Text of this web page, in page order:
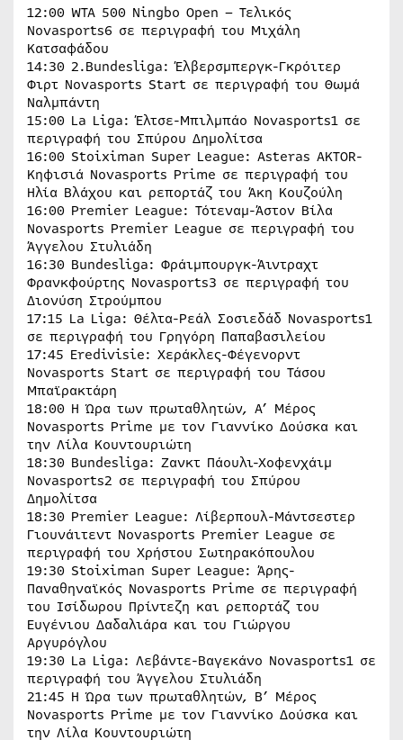
12:00 WTA 500 Ningbo Open – Τελικός
Novasports6 σε περιγραφή του Μιχάλη
Κατσαφάδου
14:30 2.Bundesliga: Έλβερσμπεργκ-Γκρόιτερ
Φιρτ Novasports Start σε περιγραφή του Θωμά
Ναλμπάντη
15:00 La Liga: Έλτσε-Μπιλμπάο Novasports1 σε
περιγραφή του Σπύρου Δημολίτσα
16:00 Stoiximan Super League: Asteras AKTOR-
Κηφισιά Novasports Prime σε περιγραφή του
Ηλία Βλάχου και ρεπορτάζ του Άκη Κουζούλη
16:00 Premier League: Τότεναμ-Άστον Βίλα
Novasports Premier League σε περιγραφή του
Άγγελου Στυλιάδη
16:30 Bundesliga: Φράιμπουργκ-Άιντραχτ
Φρανκφούρτης Novasports3 σε περιγραφή του
Διονύση Στρούμπου
17:15 La Liga: Θέλτα-Ρεάλ Σοσιεδάδ Novasports1
σε περιγραφή του Γρηγόρη Παπαβασιλείου
17:45 Eredivisie: Χεράκλες-Φέγενορντ
Novasports Start σε περιγραφή του Τάσου
Μπαϊρακτάρη
18:00 Η Ώρα των πρωταθλητών, Α’ Mέρος
Novasports Prime με τον Γιαννίκο Δούσκα και
την Λίλα Κουντουριώτη
18:30 Bundesliga: Ζανκτ Πάουλι-Χοφενχάιμ
Novasports2 σε περιγραφή του Σπύρου
Δημολίτσα
18:30 Premier League: Λίβερπουλ-Μάντσεστερ
Γιουνάιτεντ Novasports Premier League σε
περιγραφή του Χρήστου Σωτηρακόπουλου
19:30 Stoiximan Super League: Άρης-
Παναθηναϊκός Novasports Prime σε περιγραφή
του Ισίδωρου Πρίντεζη και ρεπορτάζ του
Ευγένιου Δαδαλιάρα και του Γιώργου
Αργυρόγλου
19:30 La Liga: Λεβάντε-Βαγεκάνο Novasports1 σε
περιγραφή του Άγγελου Στυλιάδη
21:45 Η Ώρα των πρωταθλητών, B’ Mέρος
Novasports Prime με τον Γιαννίκο Δούσκα και
την Λίλα Κουντουριώτη